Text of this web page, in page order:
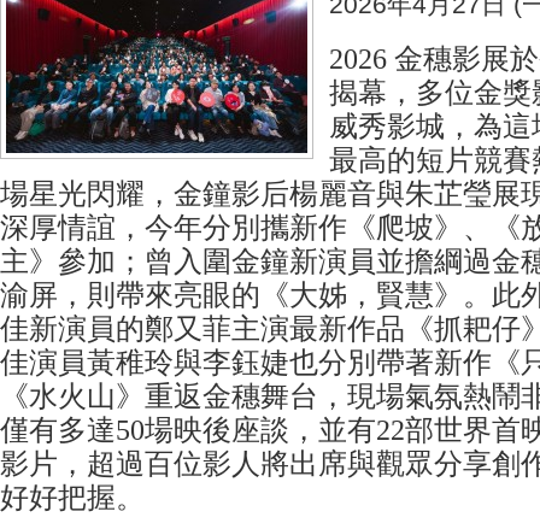
2026 金穗影展
揭幕，多位金
威秀影城，為
最高的短片競
場星光閃耀，金鐘影后楊麗音與朱芷瑩展
深厚情誼，今年分別攜新作《爬坡》、《
主》參加；曾入圍金鐘新演員並擔綱過金
渝屏，則帶來亮眼的《大姊，賢慧》。此
佳新演員的鄭又菲主演最新作品《抓耙仔
佳演員黃稚玲與李鈺婕也分別帶著新作《
《水火山》重返金穗舞台，現場氣氛熱鬧
僅有多達50場映後座談，並有22部世界首
影片，超過百位影人將出席與觀眾分享創
好好把握。